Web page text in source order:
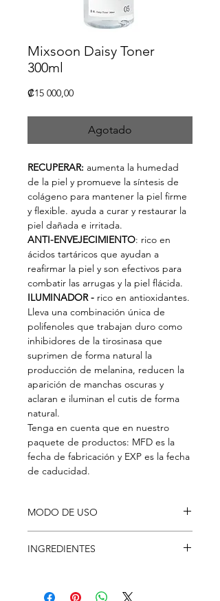
Mixsoon Daisy Toner
300ml
₡15 000,00Precio
Agotado
RECUPERAR: aumenta la humedad
de la piel y promueve la síntesis de
colágeno para mantener la piel firme
y flexible. ayuda a curar y restaurar la
piel dañada e irritada.
ANTI-ENVEJECIMIENTO: rico en
ácidos tartáricos que ayudan a
reafirmar la piel y son efectivos para
combatir las arrugas y la piel flácida.
ILUMINADOR - rico en antioxidantes.
Lleva una combinación única de
polifenoles que trabajan duro como
inhibidores de la tirosinasa que
suprimen de forma natural la
producción de melanina, reducen la
aparición de manchas oscuras y
aclaran e iluminan el cutis de forma
natural.
Tenga en cuenta que en nuestro
paquete de productos: MFD es la
fecha de fabricación y EXP es la fecha
de caducidad.
MODO DE USO
gotas en todo el rostro con las manos
completo.
INGREDIENTES